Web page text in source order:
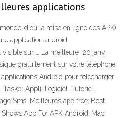
applications
d'où la mise en ligne des APK)
application android
sur … La meilleure 20 janv.
gratuitement sur votre téléphone.
Android pour télécharger
Appli, Logiciel, Tutoriel,
Sms, Meilleures app free: Best
App For APK Android, Mac,